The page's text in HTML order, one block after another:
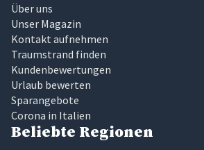
Über uns
Unser Magazin
Kontakt aufnehmen
Traumstrand finden
Kundenbewertungen
Urlaub bewerten
Sparangebote
Corona in Italien
Beliebte Regionen